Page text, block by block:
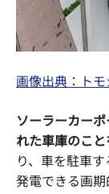
画像出典：ト
ソーラーカー
れた車庫のこと
り、車を駐車
発電できる画期